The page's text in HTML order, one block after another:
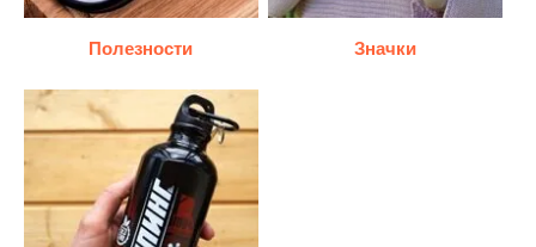
Полезности Значки